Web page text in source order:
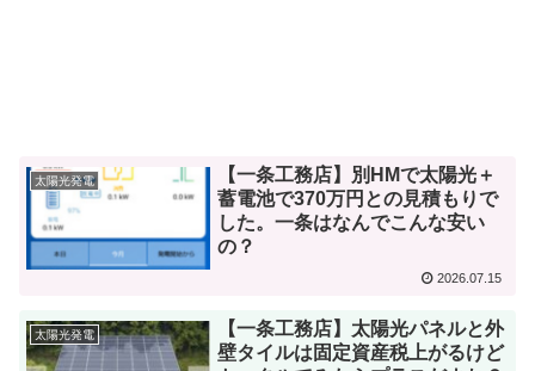
太陽光発電
【一条工務店】別HMで太陽光＋
蓄電池で370万円との見積もりで
した。一条はなんでこんな安い
の？
2026.07.15
太陽光発電
【一条工務店】太陽光パネルと外
壁タイルは固定資産税上がるけど